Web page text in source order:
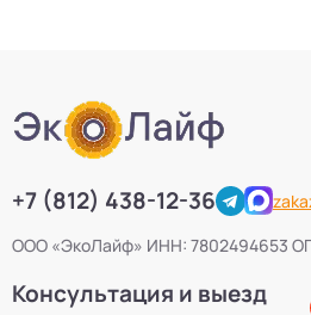
+7 (812) 438-12-36
ООО «ЭкоЛайф» ИНН: 7802494653
Консультация и выезд